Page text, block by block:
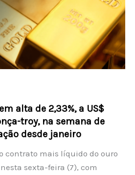
alta de 2,33%, a US$
troy, na semana de
desde janeiro
contrato mais líquido do ouro
sexta-feira (7), com